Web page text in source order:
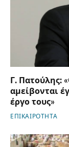
Γ. Πατούλης:
αμείβονται
έργο τους»
ΕΠΙΚΑΙΡΟΤΗΤΑ